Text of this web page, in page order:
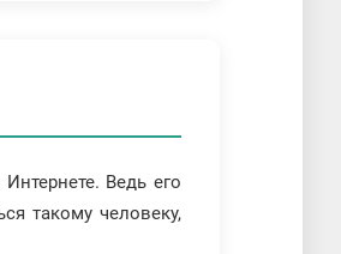
Ведь его
такому человеку,